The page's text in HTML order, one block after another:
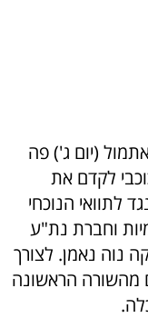
(יום ג') פה
לקדם את
לתוואי הנוכחי
וחברת נת"ע
נוה נאמן. לצורך
מהשורה הראשונה